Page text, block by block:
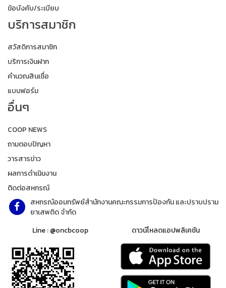
ข้อบังคับ/ระเบียบ
บริการสมาชิก
สวัสดิการสมาชิก
บริการเงินฝาก
คำนวณสินเชื่อ
แบบฟอร์ม
อื่นๆ
COOP NEWS
ถามตอบปัญหา
วารสารข่าว
ผลการดำเนินงาน
ติดต่อสหกรณ์
สหกรณ์ออมทรัพย์สำนักงานคณะกรรมการป้องกัน และปราบปราม
ยาเสพติด จำกัด
Line : @oncbcoop
ดาวน์โหลดแอปพลิเคชัน